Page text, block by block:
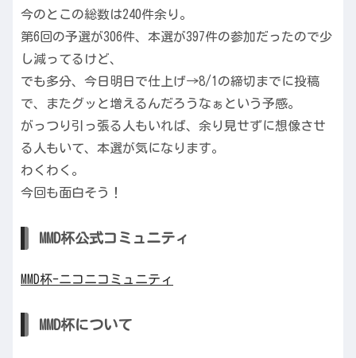
今のとこの総数は240件余り。
第6回の予選が306件、本選が397件の参加だったので少
し減ってるけど、
でも多分、今日明日で仕上げ→8/1の締切までに投稿
で、またグッと増えるんだろうなぁという予感。
がっつり引っ張る人もいれば、余り見せずに想像させ
る人もいて、本選が気になります。
わくわく。
今回も面白そう！
MMD杯公式コミュニティ
MMD杯-ニコニコミュニティ
MMD杯について